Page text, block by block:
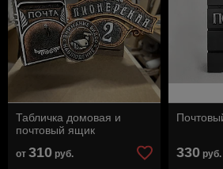
Табличка домовая и
почтовый ящик
от 310 руб. 330руб.